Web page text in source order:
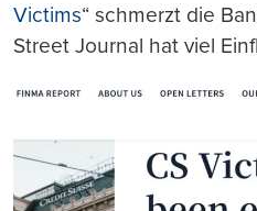
Victims“ schmerzt die
Street Journal hat viel